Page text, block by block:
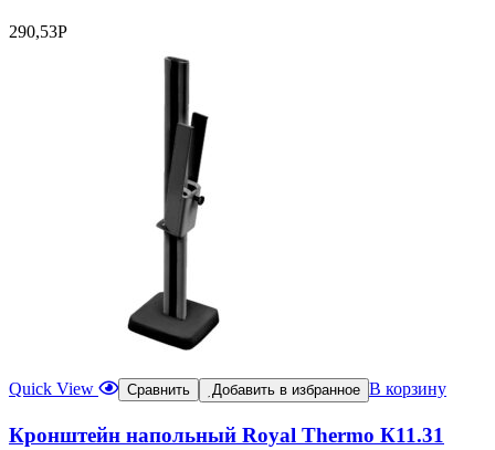
290,53Р
Quick View Сравнить Добавить в избранное В корзину
Кронштейн напольный Royal Thermo К11.31